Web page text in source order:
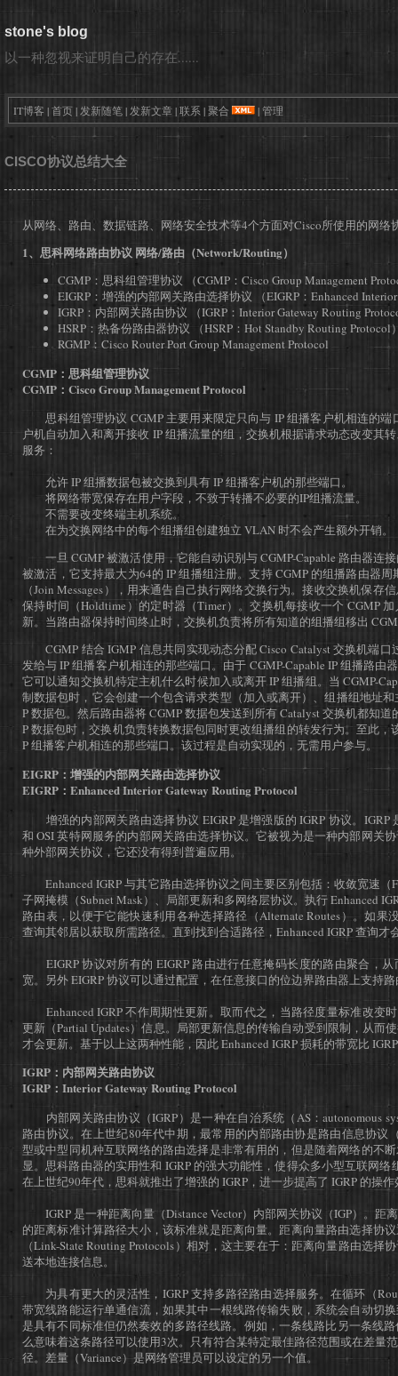
stone's blog
以一种忽视来证明自己的存在......
IT博客 |首页| 发新随笔 | 发新文章|联系 |聚合 |管理
CISCO协议总结大全
从网络、路由、数据链路、网络安全技术等4个方面对Cisco所使用的网络
1、思科网络路由协议 网络/路由（Network/Routing）
CGMP：思科组管理协议 （CGMP：Cisco Group Management
EIGRP：增强的内部网关路由选择协议 （EIGRP：Enhanced
IGRP：内部网关路由协议 （IGRP：Interior Gateway Routing
HSRP：热备份路由器协议 （HSRP：Hot Standby Routing Protocol
RGMP：Cisco Router Port Group Management Protocol
CGMP：思科组管理协议
CGMP：Cisco Group Management Protocol
思科组管理协议 CGMP 主要用来限定只向与 IP 组播客户机相连的端
户机自动加入和离开接收 IP 组播流量的组，交换机根据请求动态改变其
服务：
允许 IP 组播数据包被交换到具有 IP 组播客户机的那些端口。
将网络带宽保存在用户字段，不致于转播不必要的IP组播流量。
不需要改变终端主机系统。
在为交换网络中的每个组播组创建独立 VLAN 时不会产生额外开销。
一旦 CGMP 被激活使用，它能自动识别与 CGMP-Capable 路由器连
被激活，它支持最大为64的 IP 组播组注册。支持 CGMP 的组播路由器
（Join Messages），用来通告自己执行网络交换行为。接收交换机保存
保持时间（Holdtime）的定时器（Timer）。交换机每接收一个 CGMP
新。当路由器保持时间终止时，交换机负责将所有知道的组播组移出
CGMP 结合 IGMP 信息共同实现动态分配 Cisco Catalyst 交换机端口
发给与 IP 组播客户机相连的那些端口。由于 CGMP-Capable IP 组播路由
它可以通知交换机特定主机什么时候加入或离开 IP 组播组。当 CGMP-
制数据包时，它会创建一个包含请求类型（加入或离开）、组播组地址
P 数据包。然后路由器将 CGMP 数据包发送到所有 Catalyst 交换机都知
P 数据包时，交换机负责转换数据包同时更改组播组的转发行为。至此，
P 组播客户机相连的那些端口。该过程是自动实现的，无需用户参与。
EIGRP：增强的内部网关路由选择协议
EIGRP：Enhanced Interior Gateway Routing Protocol
增强的内部网关路由选择协议 EIGRP 是增强版的 IGRP 协议。IGRP
和 OSI 英特网服务的内部网关路由选择协议。它被视为是一种内部网关
种外部网关协议，它还没有得到普遍应用。
Enhanced IGRP 与其它路由选择协议之间主要区别包括：收敛宽速（
子网掩模（Subnet Mask）、局部更新和多网络层协议。执行 Enhanced
路由表，以便于它能快速利用各种选择路径（Alternate Routes）。如果
查询其邻居以获取所需路径。直到找到合适路径，Enhanced IGRP 查询
EIGRP 协议对所有的 EIGRP 路由进行任意掩码长度的路由聚合，从
宽。另外 EIGRP 协议可以通过配置，在任意接口的位边界路由器上支持
Enhanced IGRP 不作周期性更新。取而代之，当路径度量标准改变时
更新（Partial Updates）信息。局部更新信息的传输自动受到限制，从而
才会更新。基于以上这两种性能，因此 Enhanced IGRP 损耗的带宽比
IGRP：内部网关路由协议
IGRP：Interior Gateway Routing Protocol
内部网关路由协议（IGRP）是一种在自治系统（AS：autonomous
路由协议。在上世纪80年代中期，最常用的内部路由协是路由信息协议
型或中型同机种互联网络的路由选择是非常有用的，但是随着网络的不
显。思科路由器的实用性和 IGRP 的强大功能性，使得众多小型互联网络
在上世纪90年代，思科就推出了增强的 IGRP，进一步提高了 IGRP 的操
IGRP 是一种距离向量（Distance Vector）内部网关协议（IGP）。距
的距离标准计算路径大小，该标准就是距离向量。距离向量路由选择协
（Link-State Routing Protocols）相对，这主要在于：距离向量路由选择
送本地连接信息。
为具有更大的灵活性，IGRP 支持多路径路由选择服务。在循环（
带宽线路能运行单通信流，如果其中一根线路传输失败，系统会自动切
是具有不同标准但仍然奏效的多路径线路。例如，一条线路比另一条线
么意味着这条路径可以使用3次。只有符合某特定最佳路径范围或在差量
径。差量（Variance）是网络管理员可以设定的另一个值。